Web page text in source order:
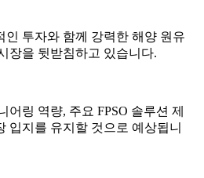
인 투자와 함께 강력한 해양 원유
장을 뒷받침하고 있습니다.
어링 역량, 주요 FPSO 솔루션 제
입지를 유지할 것으로 예상됩니